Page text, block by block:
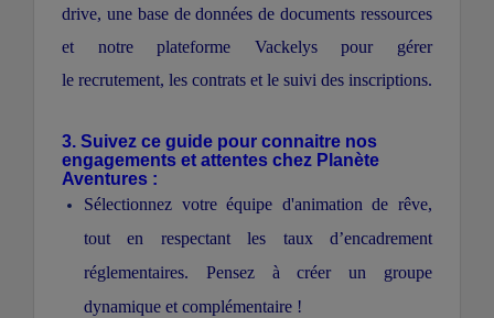
drive, une base de données de documents ressources
et notre plateforme Vackelys pour gérer
le recrutement, les contrats et le suivi des inscriptions.
3. Suivez ce guide pour connaitre nos
engagements et attentes chez Planète
Aventures :
Sélectionnez votre équipe d'animation de rêve,
tout en respectant les taux d’encadrement
réglementaires. Pensez à créer un groupe
dynamique et complémentaire !